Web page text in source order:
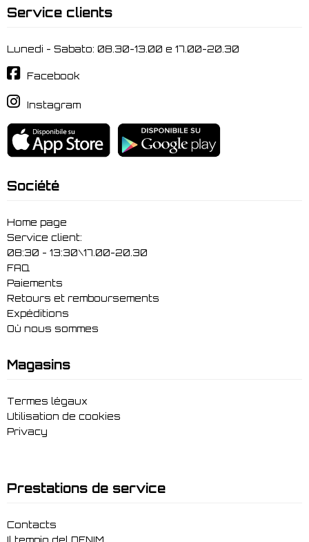
Service clients
Lunedi - Sabato: 08.30-13.00 e 17.00-20.30
Facebook
Instagram
Société
Home page
Service client:
08:30 - 13:30\17.00-20.30
FAQ
Paiements
Retours et remboursements
Expéditions
Où nous sommes
Magasins
Termes légaux
Utilisation de cookies
Privacy
Prestations de service
Contacts